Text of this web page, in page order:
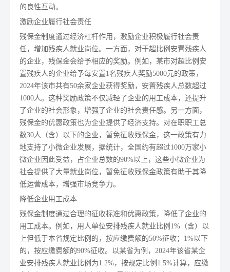
的良性互动。
激励企业履行社会责任
残保金制度通过经济杠杆作用，激励企业积极履行社会责
任，增加残疾人就业岗位。一方面，对于超比例安置残疾人
的企业，残保金会给予相应的奖励。例如，某市对超比例安
置残疾人的企业给予每安置1名残疾人奖励5000元的政策，
2024年该市共有50余家企业获得奖励，安置残疾人总数超过
1000人。这种奖励政策不仅减轻了企业的用工成本，还提升
了企业的社会形象，增强了企业的社会责任感。另一方面，
残保金的优惠政策也为企业提供了经济支持。对在职职工总
数30人（含）以下的企业，暂免征收残保金，这一政策有力
地支持了小微企业发展，据统计，全国约有超过1000万家小
微企业因此受益，占企业总数的90%以上，这些小微企业为
社会提供了大量就业岗位，暂免征收残保金政策有助于其降
低运营成本，增强市场竞争力。
降低企业用工成本
残保金制度通过合理的征收标准和优惠政策，降低了企业的
用工成本。例如，用人单位安排残疾人就业比例1%（含）以
上但低于本省规定比例的，按应缴费额的50%征收；1%以下
的，按应缴费额的90%征收。以某省为例，2024年该省某企
业安排残疾人就业比例为1.2%，按规定比例1.5%计算，应缴